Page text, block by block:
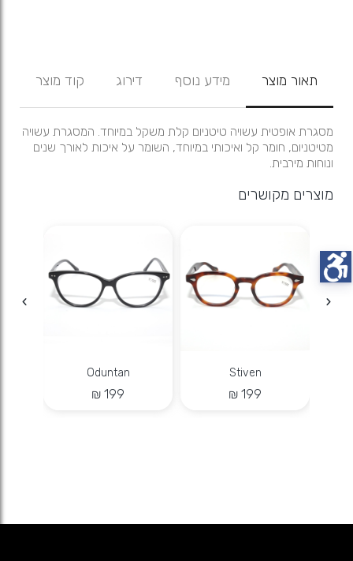
תאור מוצר מידע נוסף דירוג קוד מוצר
מסגרת אופטית עשויה טיטניום קלת משקל במיוחד. המסגרת עשויה
מטיטניום, חומר קל ואיכותי במיוחד, השומר על איכות לאורך שנים
ונוחות מירבית.
מוצרים מקושרים
Stiven
Oduntan